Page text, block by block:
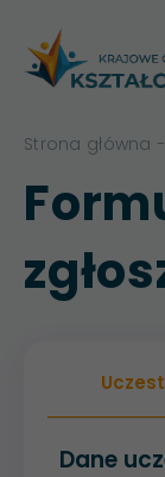
Strona główna
Dane